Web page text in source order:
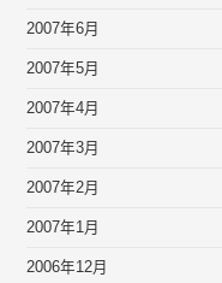
2007年6月
2007年5月
2007年4月
2007年3月
2007年2月
2007年1月
2006年12月